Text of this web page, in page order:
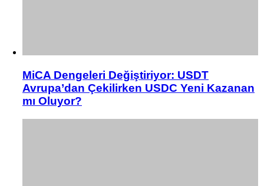
MiCA Dengeleri Değiştiriyor: USDT
Avrupa’dan Çekilirken USDC Yeni Kazanan
mı Oluyor?